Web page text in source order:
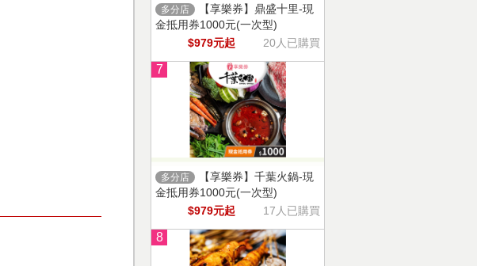
多分店
【享樂券】鼎盛十里-現
金抵用券1000元(一次型)
$979元起
20人已購買
7
多分店
【享樂券】千葉火鍋-現
金抵用券1000元(一次型)
$979元起
17人已購買
8